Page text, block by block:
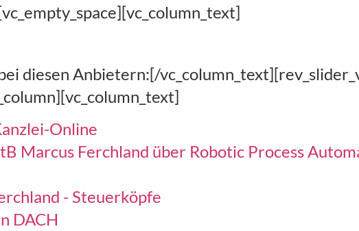
diesen Anbietern:[/
Online
Marcus Ferchland über Robotic Process
- Steuerköpfe
DACH